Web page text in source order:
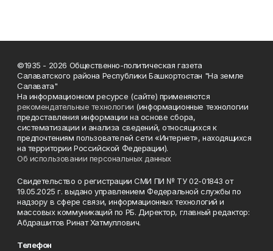
©1935 - 2026 Общественно-политическая газета
Салаватского района Республики Башкортостан "На земле
Салавата"
На информационном ресурсе (сайте) применяются
рекомендательные технологии (информационные технологии
предоставления информации на основе сбора,
систематизации и анализа сведений, относящихся к
предпочтениям пользователей сети «Интернет», находящихся
на территории Российской Федерации).
Об использовании персональных данных
Свидетельство о регистрации СМИ ПИ № ТУ 02-01843 от
19.05.2025 г. выдано управлением Федеральной службы по
надзору в сфере связи, информационных технологий и
массовых коммуникаций по РБ. Директор, главный редактор:
Абдрашитов Ринат Хатмуллович.
Телефон